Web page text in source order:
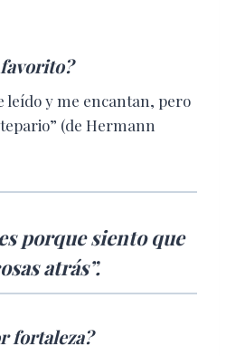
leído y me encantan, pero
(de Hermann
porque siento que
atrás”.
fortaleza?